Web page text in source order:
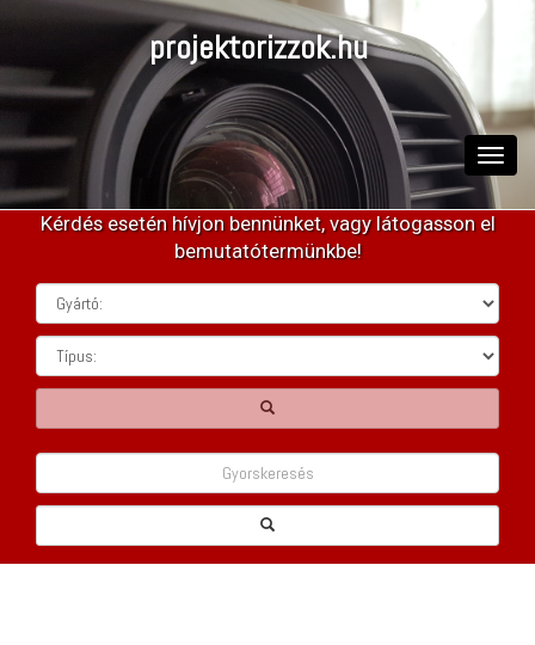
projektorizzok.hu
Toggle
Kérdés esetén hívjon bennünket, vagy látogasson el
bemutatótermünkbe!